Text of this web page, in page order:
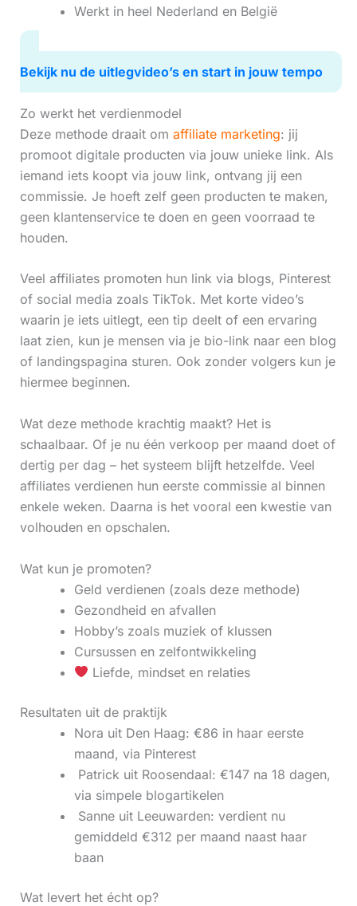
Werkt in heel Nederland en België
Bekijk nu de uitlegvideo’s en start in jouw tempo
Zo werkt het verdienmodel
Deze methode draait om affiliate marketing: jij
promoot digitale producten via jouw unieke link. Als
iemand iets koopt via jouw link, ontvang jij een
commissie. Je hoeft zelf geen producten te maken,
geen klantenservice te doen en geen voorraad te
houden.
Veel affiliates promoten hun link via blogs, Pinterest
of social media zoals TikTok. Met korte video’s
waarin je iets uitlegt, een tip deelt of een ervaring
laat zien, kun je mensen via je bio-link naar een blog
of landingspagina sturen. Ook zonder volgers kun je
hiermee beginnen.
Wat deze methode krachtig maakt? Het is
schaalbaar. Of je nu één verkoop per maand doet of
dertig per dag – het systeem blijft hetzelfde. Veel
affiliates verdienen hun eerste commissie al binnen
enkele weken. Daarna is het vooral een kwestie van
volhouden en opschalen.
Wat kun je promoten?
Geld verdienen (zoals deze methode)
Gezondheid en afvallen
Hobby’s zoals muziek of klussen
Cursussen en zelfontwikkeling
Liefde, mindset en relaties
Resultaten uit de praktijk
Nora uit Den Haag: €86 in haar eerste
maand, via Pinterest
‍ Patrick uit Roosendaal: €147 na 18 dagen,
via simpele blogartikelen
‍ Sanne uit Leeuwarden: verdient nu
gemiddeld €312 per maand naast haar
baan
Wat levert het écht op?